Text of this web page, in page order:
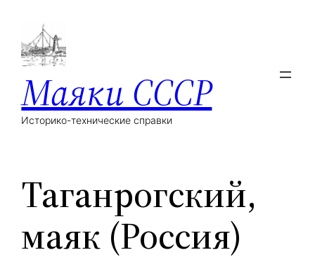
Маяки СССР
Историко-технические справки
Таганрогский,
маяк (Россия)